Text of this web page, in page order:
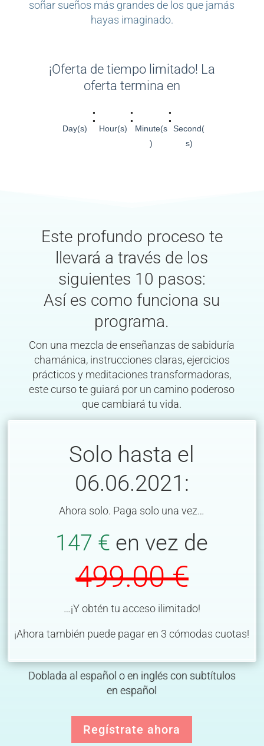
soñar sueños más grandes de los que jamás
hayas imaginado.
¡Oferta de tiempo limitado! La
oferta termina en
Day(s)
:
Hour(s)
:
Minute(s
)
:
Second(
s)
Este profundo proceso te
llevará a través de los
siguientes 10 pasos:
Así es como funciona su
programa.
Con una mezcla de enseñanzas de sabiduría
chamánica, instrucciones claras, ejercicios
prácticos y meditaciones transformadoras,
este curso te guiará por un camino poderoso
que cambiará tu vida.
Solo hasta el
06.06.2021:
Ahora solo. Paga solo una vez…
147 € en vez de
499.00 €
…¡Y obtén tu acceso ilimitado!
¡Ahora también puede pagar en 3 cómodas cuotas!
Doblada al español o en inglés con subtítulos
en español
Regístrate ahora